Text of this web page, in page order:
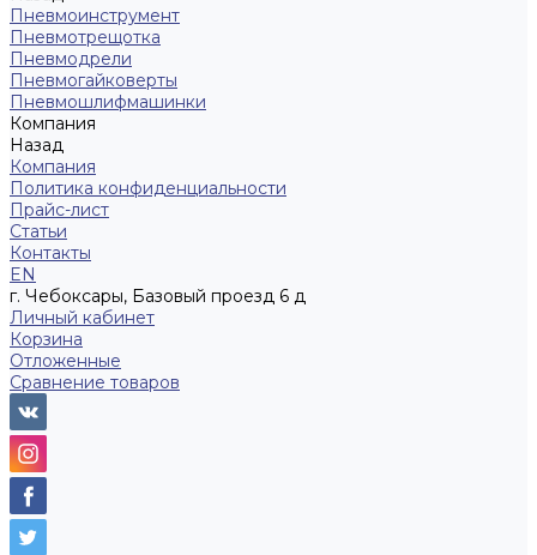
Пневмоинструмент
Пневмотрещотка
Пневмодрели
Пневмогайковерты
Пневмошлифмашинки
Компания
Назад
Компания
Политика конфиденциальности
Прайс-лист
Статьи
Контакты
EN
г. Чебоксары, Базовый проезд 6 д
Личный кабинет
Корзина
Отложенные
Сравнение товаров